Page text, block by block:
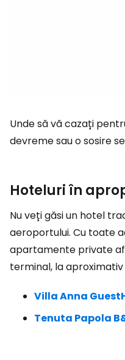
Unde să vă cazați
devreme sau o sosire
Hoteluri în
Nu veți găsi un hotel
aeroportului. Cu toate
apartamente private
terminal, la
Villa Anna
Tenuta Papola